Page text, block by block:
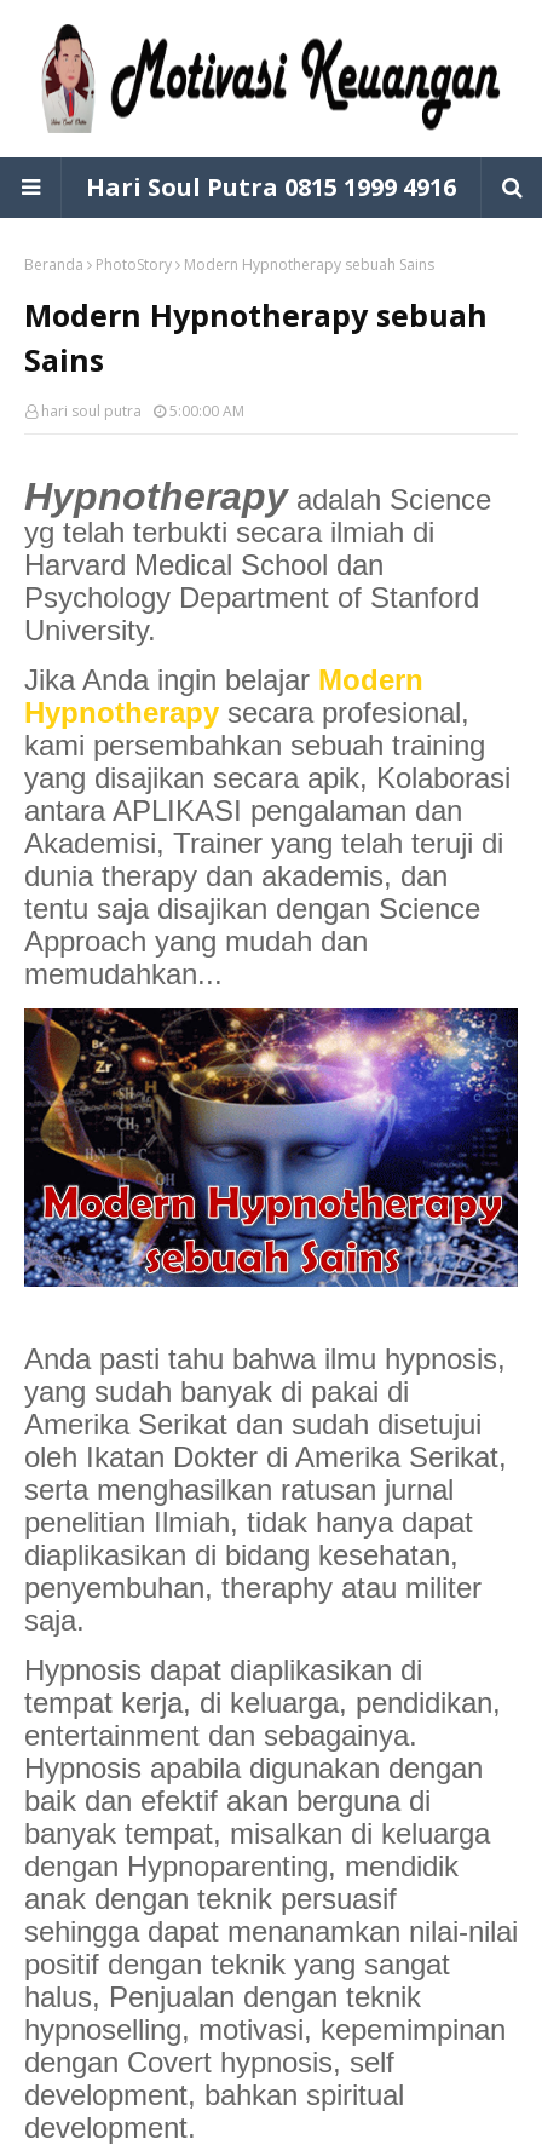
Hari Soul Putra 0815 1999 4916
Beranda PhotoStory Modern Hypnotherapy sebuah Sains
Modern Hypnotherapy sebuah
Sains
hari soul putra 5:00:00 AM
Hypnotherapyadalah Science
yg telah terbukti secara ilmiah di
Harvard Medical School dan
Psychology Department of Stanford
University.
Jika Anda ingin belajar Modern
Hypnotherapy secara profesional,
kami persembahkan sebuah training
yang disajikan secara apik, Kolaborasi
antara APLIKASI pengalaman dan
Akademisi, Trainer yang telah teruji di
dunia therapy dan akademis, dan
tentu saja disajikan dengan Science
Approach yang mudah dan
memudahkan...
Anda pasti tahu bahwa ilmu hypnosis,
yang sudah banyak di pakai di
Amerika Serikat dan sudah disetujui
oleh Ikatan Dokter di Amerika Serikat,
serta menghasilkan ratusan jurnal
penelitian Ilmiah, tidak hanya dapat
diaplikasikan di bidang kesehatan,
penyembuhan, theraphy atau militer
saja.
Hypnosis dapat diaplikasikan di
tempat kerja, di keluarga, pendidikan,
entertainment dan sebagainya.
Hypnosis apabila digunakan dengan
baik dan efektif akan berguna di
banyak tempat, misalkan di keluarga
dengan Hypnoparenting, mendidik
anak dengan teknik persuasif
sehingga dapat menanamkan nilai-nilai
positif dengan teknik yang sangat
halus, Penjualan dengan teknik
hypnoselling, motivasi, kepemimpinan
dengan Covert hypnosis, self
development, bahkan spiritual
development.